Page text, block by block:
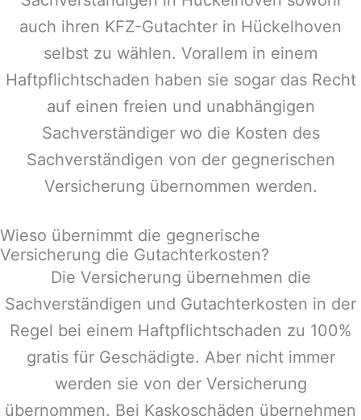
auch ihren KFZ-Gutachter in Hückelhoven
selbst zu wählen. Vorallem in einem
Haftpflichtschaden haben sie sogar das Recht
auf einen freien und unabhängigen
Sachverständiger wo die Kosten des
Sachverständigen von der gegnerischen
Versicherung übernommen werden.
Wieso übernimmt die gegnerische
Versicherung die Gutachterkosten?
Die Versicherung übernehmen die
Sachverständigen und Gutachterkosten in der
Regel bei einem Haftpflichtschaden zu 100%
gratis für Geschädigte. Aber nicht immer
werden sie von der Versicherung
übernommen. Bei Kaskoschäden übernehmen